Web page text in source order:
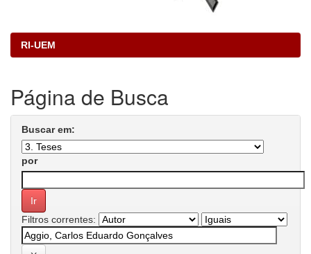
RI-UEM
Página de Busca
Buscar em:
por
Filtros correntes: